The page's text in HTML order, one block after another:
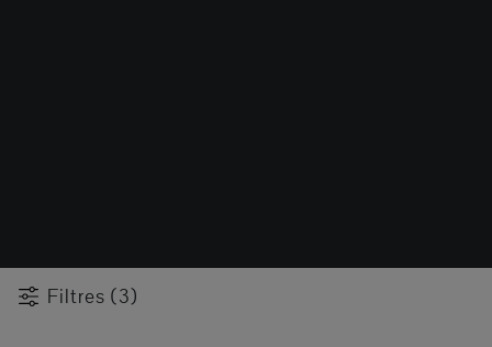
Filtres (3)